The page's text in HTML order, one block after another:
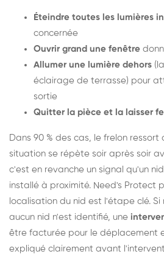
Éteindre toutes les lumières
concernée
Ouvrir grand une fenêtre
Allumer une lumière dehors
éclairage de terrasse) pour
sortie
Quitter la pièce et la laisser
Dans 90 % des cas, le frelon ressort
situation se répète soir après soir
c'est en revanche un signal qu'un
installé à proximité. Need's Protect
localisation du nid est l'étape clé.
aucun nid n'est identifié, une
être facturée pour le déplacement
expliqué clairement avant